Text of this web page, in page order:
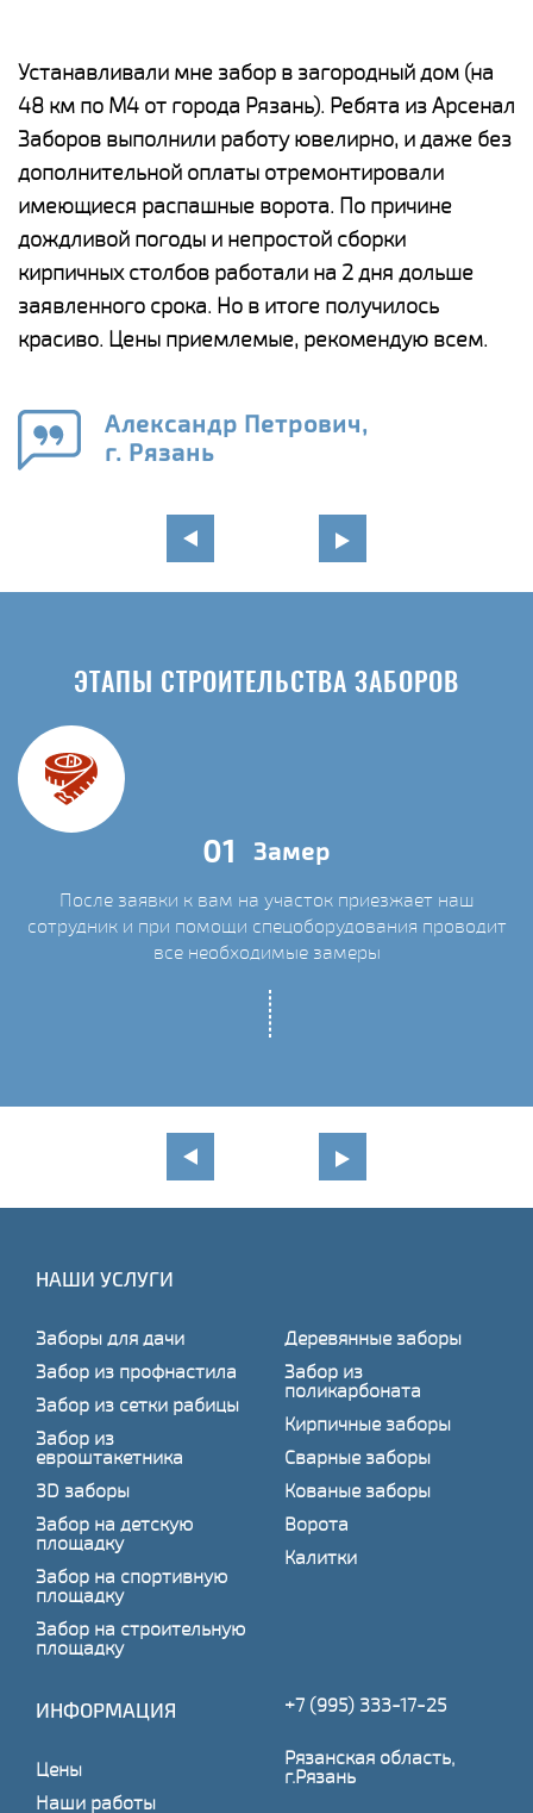
Устанавливали мне забор в загородный дом (на
48 км по М4 от города Рязань). Ребята из Арсенал
Заборов выполнили работу ювелирно, и даже без
дополнительной оплаты отремонтировали
имеющиеся распашные ворота. По причине
дождливой погоды и непростой сборки
кирпичных столбов работали на 2 дня дольше
заявленного срока. Но в итоге получилось
красиво. Цены приемлемые, рекомендую всем.
Александр Петрович,
г. Рязань
ЭТАПЫ СТРОИТЕЛЬСТВА ЗАБОРОВ
01 Замер
После заявки к вам на участок приезжает наш
сотрудник и при помощи спецоборудования проводит
все необходимые замеры
НАШИ УСЛУГИ
Заборы для дачи
Забор из профнастила
Забор из сетки рабицы
Забор из
евроштакетника
3D заборы
Забор на детскую
площадку
Забор на спортивную
площадку
Забор на строительную
площадку
Деревянные заборы
Забор из
поликарбоната
Кирпичные заборы
Сварные заборы
Кованые заборы
Ворота
Калитки
ИНФОРМАЦИЯ
Цены
Наши работы
+7 (995) 333-17-25
Рязанская область,
г.Рязань